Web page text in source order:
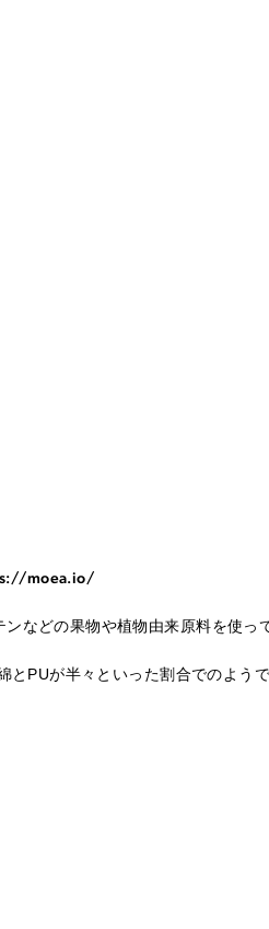
moea.io/
などの果物や植物由来原料を使っ
PUが半々といった割合でのよう